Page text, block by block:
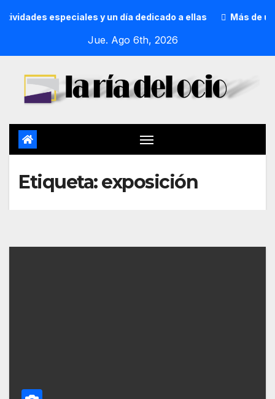
especiales y un día dedicado a ellas Más de un
Jue. Ago 6th, 2026
Etiqueta:exposición